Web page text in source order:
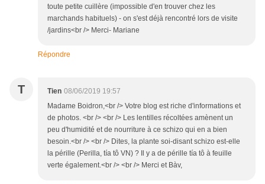
toute petite cuillère (impossible d'en trouver chez les
marchands habituels) - on s'est déjà rencontré lors de visite
/jardins<br /> Merci- Mariane
Répondre
T Tien 08/06/2019 19:57
Madame Boidron,<br /> Votre blog est riche d'informations et
de photos. <br /> <br /> Les lentilles récoltées amènent un
peu d'humidité et de nourriture à ce schizo qui en a bien
besoin.<br /> <br /> Dites, la plante soi-disant schizo est-elle
la pérille (Perilla, tía tô VN) ? Il y a de pérille tía tô à feuille
verte également.<br /> <br /> Merci et Bàv,